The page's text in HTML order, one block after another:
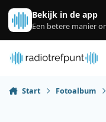
Spring naar bijdragen
Bekijk in de app
Een betere manier
Start Fotoalbum